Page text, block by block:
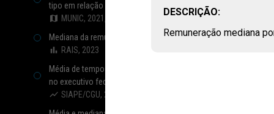
tipo em relação a todos os vínculos
MUNIC, 2021, 2023
Mediana da remuneração de vínculos por esfera e poder
RAIS, 2023
Média de tempo de contribuição de aposentadorias civis
no executivo federal
SIAPE/CGU, 2024
DESCRIÇÃO:
Remuneração mediana